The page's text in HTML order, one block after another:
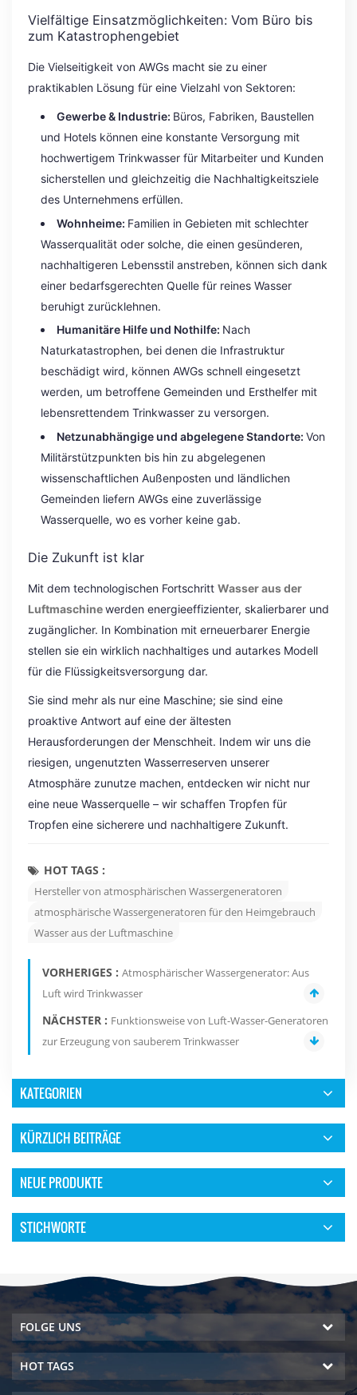
Vielfältige Einsatzmöglichkeiten: Vom Büro bis
zum Katastrophengebiet
Die Vielseitigkeit von AWGs macht sie zu einer
praktikablen Lösung für eine Vielzahl von Sektoren:
Gewerbe & Industrie: Büros, Fabriken, Baustellen
und Hotels können eine konstante Versorgung mit
hochwertigem Trinkwasser für Mitarbeiter und Kunden
sicherstellen und gleichzeitig die Nachhaltigkeitsziele
des Unternehmens erfüllen.
Wohnheime: Familien in Gebieten mit schlechter
Wasserqualität oder solche, die einen gesünderen,
nachhaltigeren Lebensstil anstreben, können sich dank
einer bedarfsgerechten Quelle für reines Wasser
beruhigt zurücklehnen.
Humanitäre Hilfe und Nothilfe: Nach
Naturkatastrophen, bei denen die Infrastruktur
beschädigt wird, können AWGs schnell eingesetzt
werden, um betroffene Gemeinden und Ersthelfer mit
lebensrettendem Trinkwasser zu versorgen.
Netzunabhängige und abgelegene Standorte:Von
Militärstützpunkten bis hin zu abgelegenen
wissenschaftlichen Außenposten und ländlichen
Gemeinden liefern AWGs eine zuverlässige
Wasserquelle, wo es vorher keine gab.
Die Zukunft ist klar
Mit dem technologischen Fortschritt Wasser aus der
Luftmaschinewerden energieeffizienter, skalierbarer und
zugänglicher. In Kombination mit erneuerbarer Energie
stellen sie ein wirklich nachhaltiges und autarkes Modell
für die Flüssigkeitsversorgung dar.
Sie sind mehr als nur eine Maschine; sie sind eine
proaktive Antwort auf eine der ältesten
Herausforderungen der Menschheit. Indem wir uns die
riesigen, ungenutzten Wasserreserven unserer
Atmosphäre zunutze machen, entdecken wir nicht nur
eine neue Wasserquelle – wir schaffen Tropfen für
Tropfen eine sicherere und nachhaltigere Zukunft.
HOT TAGS :
Hersteller von atmosphärischen Wassergeneratoren
atmosphärische Wassergeneratoren für den Heimgebrauch
Wasser aus der Luftmaschine
VORHERIGES : Atmosphärischer Wassergenerator: Aus
Luft wird Trinkwasser
NÄCHSTER : Funktionsweise von Luft-Wasser-Generatoren
zur Erzeugung von sauberem Trinkwasser
KATEGORIEN
KÜRZLICH BEITRÄGE
NEUE PRODUKTE
STICHWORTE
FOLGE UNS
HOT TAGS